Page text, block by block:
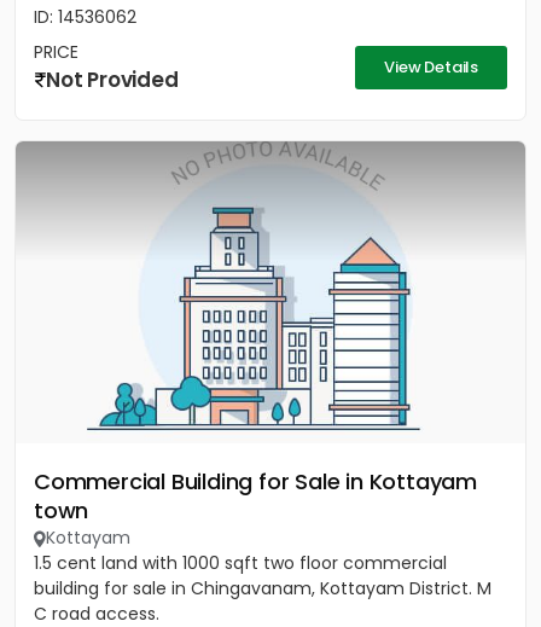
ID: 14536062
PRICE
Not Provided View Details
Commercial Building for Sale in Kottayam
town
Kottayam
1.5 cent land with 1000 sqft two floor commercial
building for sale in Chingavanam, Kottayam District. M
C road access.